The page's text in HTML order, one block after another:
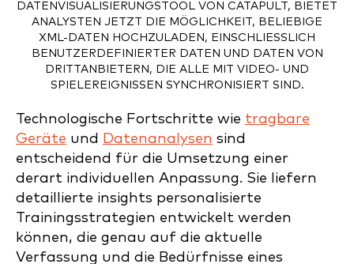
DATENVISUALISIERUNGSTOOL VON CATAPULT, BIETET
ANALYSTEN JETZT DIE MÖGLICHKEIT, BELIEBIGE
XML-DATEN HOCHZULADEN, EINSCHLIESSLICH B
ENUTZERDEFINIERTER DATEN UND DATEN VON D
RITTANBIETERN, DIE ALLE MIT VIDEO- UND S
PIELEREIGNISSEN SYNCHRONISIERT SIND.
Technologische Fortschritte wie tragbare
Geräte und Datenanalysen sind
entscheidend für die Umsetzung einer
derart individuellen Anpassung. Sie liefern
detaillierte insights personalisierte
Trainingsstrategien entwickelt werden
können, die genau auf die aktuelle
Verfassung und die Bedürfnisse eines